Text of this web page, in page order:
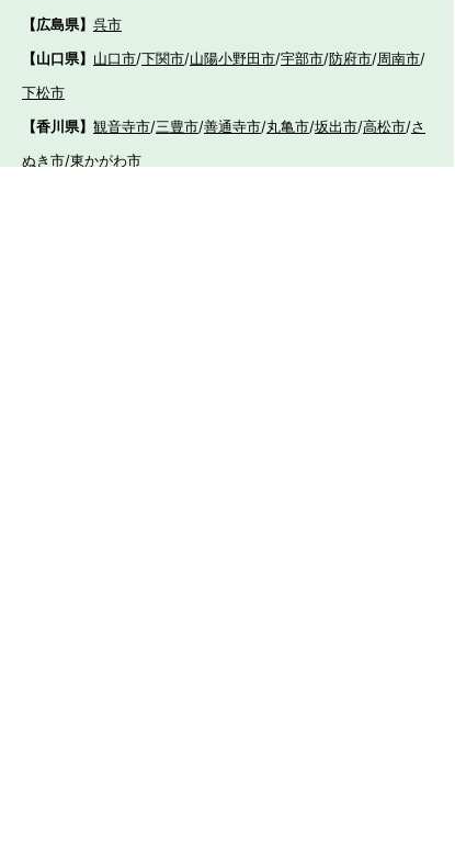
【広島県】 呉市
【山口県】 山口市/下関市/山陽小野田市/宇部市/防府市/周南市/
下松市
【香川県】 観音寺市/三豊市/善通寺市/丸亀市/坂出市/高松市/さ
ぬき市/東かがわ市